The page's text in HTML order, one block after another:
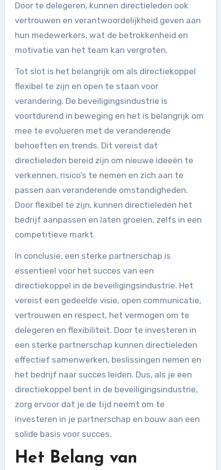
Door te delegeren, kunnen directieleden ook
vertrouwen en verantwoordelijkheid geven aan
hun medewerkers, wat de betrokkenheid en
motivatie van het team kan vergroten.
Tot slot is het belangrijk om als directiekoppel
flexibel te zijn en open te staan voor
verandering. De beveiligingsindustrie is
voortdurend in beweging en het is belangrijk om
mee te evolueren met de veranderende
behoeften en trends. Dit vereist dat
directieleden bereid zijn om nieuwe ideeën te
verkennen, risico’s te nemen en zich aan te
passen aan veranderende omstandigheden.
Door flexibel te zijn, kunnen directieleden het
bedrijf aanpassen en laten groeien, zelfs in een
competitieve markt.
In conclusie, een sterke partnerschap is
essentieel voor het succes van een
directiekoppel in de beveiligingsindustrie. Het
vereist een gedeelde visie, open communicatie,
vertrouwen en respect, het vermogen om te
delegeren en flexibiliteit. Door te investeren in
een sterke partnerschap kunnen directieleden
effectief samenwerken, beslissingen nemen en
het bedrijf naar succes leiden. Dus, als je een
directiekoppel bent in de beveiligingsindustrie,
zorg ervoor dat je de tijd neemt om te
investeren in je partnerschap en bouw aan een
solide basis voor succes.
Het Belang van